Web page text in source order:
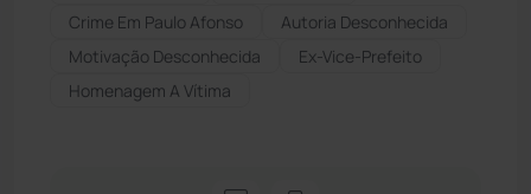
Crime Em Paulo Afonso
Autoria Desconhecida
Motivação Desconhecida
Ex-Vice-Prefeito
Homenagem A Vítima